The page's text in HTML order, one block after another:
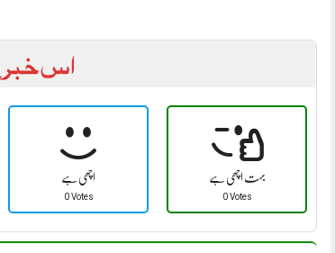
اس خبر
اچھی ہے
0 Votes
بہت اچھی ہے
0 Votes